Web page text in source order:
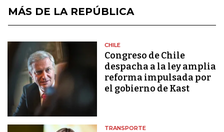
MÁS DE LA REPÚBLICA
CHILE
Congreso de Chile
despacha a la ley amplia
reforma impulsada por
el gobierno de Kast
TRANSPORTE